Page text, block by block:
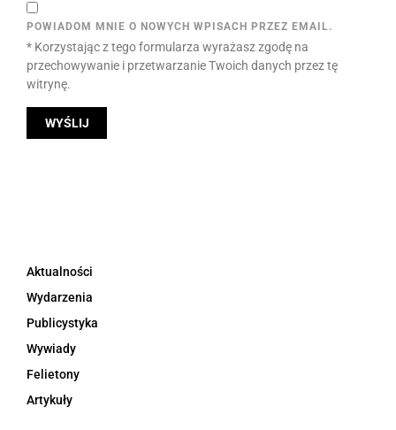
POWIADOM MNIE O NOWYCH WPISACH PRZEZ EMAIL.
* Korzystając z tego formularza wyrażasz zgodę na
przechowywanie i przetwarzanie Twoich danych przez tę
witrynę.
Aktualności
Wydarzenia
Publicystyka
Wywiady
Felietony
Artykuły